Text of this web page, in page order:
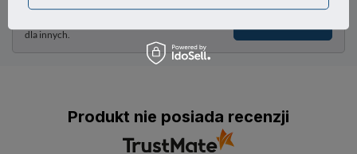
Zadaj pytanie a my odpowiemy niezwłocznie,
dla innych.
Produkt nie posiada recenzji